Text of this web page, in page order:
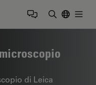
di Leica